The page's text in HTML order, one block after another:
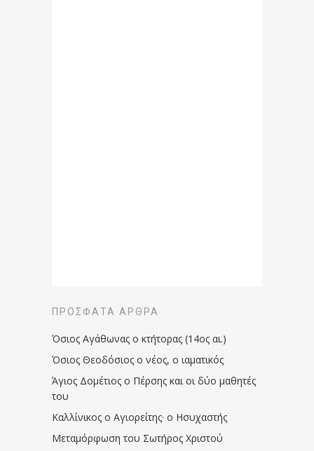
ΠΡΌΣΦΑΤΑ ΆΡΘΡΑ
Όσιος Αγάθωνας ο κτήτορας (14ος αι.)
Όσιος Θεοδόσιος ο νέος, ο ιαματικός
Άγιος Δομέτιος ο Πέρσης και οι δύο μαθητές
του
Καλλίνικος ο Αγιορείτης · ο Ησυχαστής
Μεταμόρφωση του Σωτήρος Χριστού